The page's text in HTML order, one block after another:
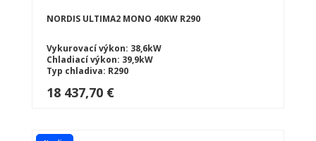
NORDIS ULTIMA2 MONO 40KW R290
Vykurovací výkon: 38,6kW
Chladiací výkon: 39,9kW
Typ chladiva: R290
18 437,70 €